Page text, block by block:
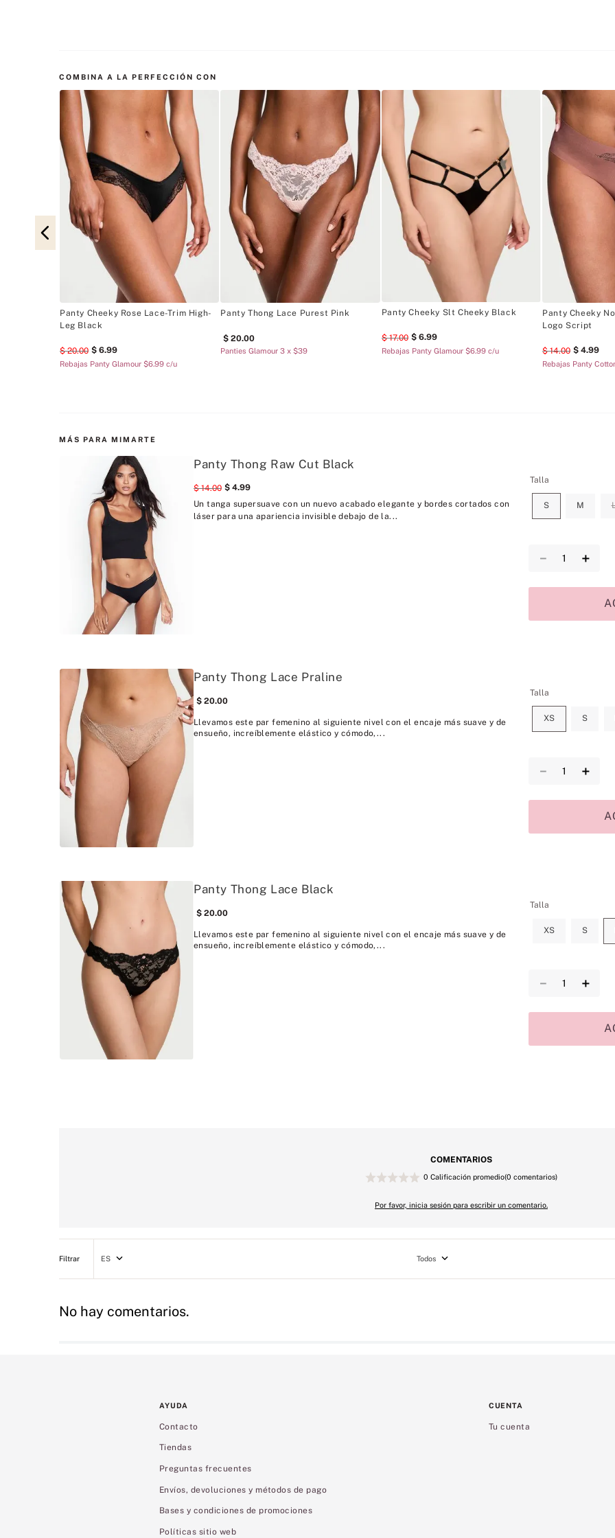
COMBINA A LA PERFECCIÓN CON
Panty Cheeky Rose Lace-Trim High-
Leg Black
20.00 6.99
Rebajas Panty Glamour $6.99 c/u
Panty Thong Lace Purest Pink
20.00
Panties Glamour 3 x $39
Panty Cheeky Slt Cheeky Black
17.00 6.99
Rebajas Panty Glamour $6.99 c/u
Panty Cheeky
Logo Script
14.00 4.99
Rebajas Panty
MÁS PARA MIMARTE
Panty Thong Raw Cut Black
14.00 4.99
Un tanga supersuave con un nuevo acabado elegante y bordes cortados con
láser para una apariencia invisible debajo de la...
Talla
S M
＋
－
Panty Thong Lace Praline
20.00
Llevamos este par femenino al siguiente nivel con el encaje más suave y de
ensueño, increíblemente elástico y cómodo,...
Talla
XS S
＋
－
Panty Thong Lace Black
20.00
Llevamos este par femenino al siguiente nivel con el encaje más suave y de
ensueño, increíblemente elástico y cómodo,...
Talla
XS S
＋
－
COMENTARIOS
0 Calificación promedio(0 comentarios)
Por favor, inicia sesión para escribir un comentario.
Todos
ES
No hay comentarios.
AYUDA
Contacto
Tiendas
Preguntas frecuentes
Envíos, devoluciones y métodos de pago
Bases y condiciones de promociones
Políticas sitio web
CUENTA
Tu cuenta